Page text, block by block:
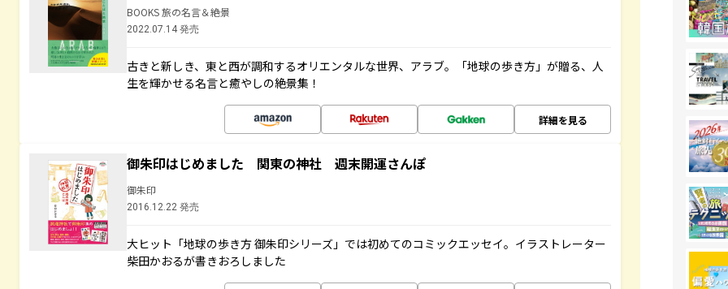
BOOKS 旅の名言＆絶景
2022.07.14 発売
古きと新しき、東と西が調和するオリエンタルな世界、アラブ。「地球の歩き方」が贈る、人
生を輝かせる名言と癒やしの絶景集！
詳細を見る
御朱印はじめました 関東の神社 週末開運さんぽ
御朱印
2016.12.22 発売
大ヒット「地球の歩き方 御朱印シリーズ」では初めてのコミックエッセイ。イラストレーター
柴田かおるが書きおろしました